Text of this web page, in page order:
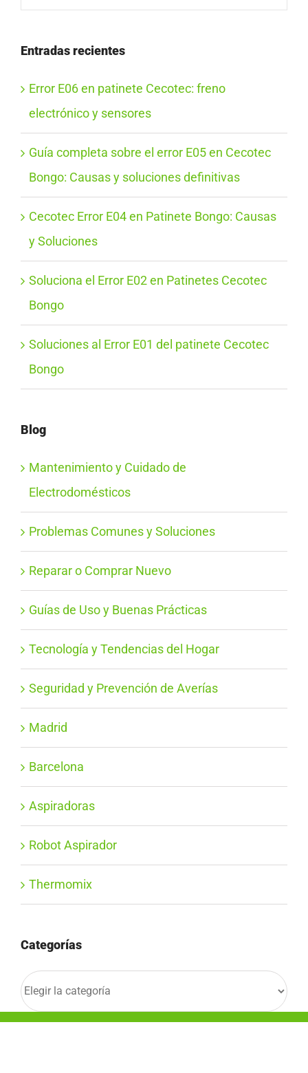
Entradas recientes
Error E06 en patinete Cecotec: freno
electrónico y sensores
Guía completa sobre el error E05 en Cecotec
Bongo: Causas y soluciones definitivas
Cecotec Error E04 en Patinete Bongo: Causas
y Soluciones
Soluciona el Error E02 en Patinetes Cecotec
Bongo
Soluciones al Error E01 del patinete Cecotec
Bongo
Blog
Mantenimiento y Cuidado de
Electrodomésticos
Problemas Comunes y Soluciones
Reparar o Comprar Nuevo
Guías de Uso y Buenas Prácticas
Tecnología y Tendencias del Hogar
Seguridad y Prevención de Averías
Madrid
Barcelona
Aspiradoras
Robot Aspirador
Thermomix
Categorías
Categorías